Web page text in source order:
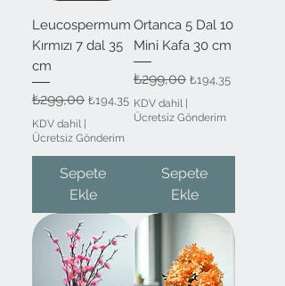
Leucospermum
Kırmızı 7 dal 35
cm
Normal Fiyat
₺299,00 İndirimli Fiyat
₺194,35
KDV dahil |
Ücretsiz Gönderim
Sepete
Ekle
Ortanca 5 Dal 10
Mini Kafa 30 cm
Normal Fiyat
₺299,00 İndirimli Fiyat
₺194,35
KDV dahil |
Ücretsiz Gönderim
Sepete
Ekle